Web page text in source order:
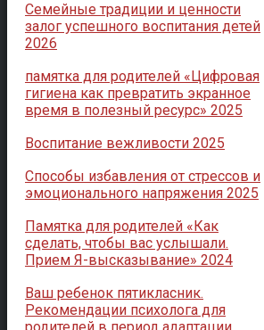
Семейные традиции и ценности
залог успешного воспитания детей
2026
памятка для родителей «Цифровая
гигиена как превратить экранное
время в полезный ресурс» 2025
Воспитание вежливости 2025
Способы избавления от стрессов и
эмоционального напряжения 2025
Памятка для родителей «Как
сделать, чтобы вас услышали.
Прием Я-высказывание» 2024
Ваш ребенок пятикласник.
Рекомендации психолога для